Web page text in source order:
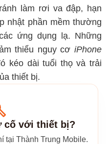
làm rơi va đập, hạn
nhật phần mềm thường
ứng dụng lạ. Những
thiểu nguy cơ iPhone
kéo dài tuổi thọ và trải
thiết bị.
cố với thiết bị?
tại Thành Trung Mobile.